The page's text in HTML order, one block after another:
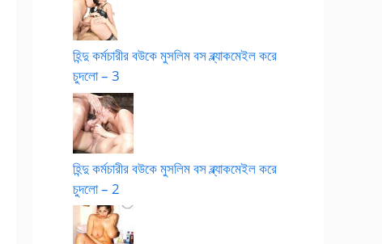
হিন্দু কর্মচারীর বউকে মুসলিম বস ব্ল্যাকমেইল করে
চুদলো – 3
হিন্দু কর্মচারীর বউকে মুসলিম বস ব্ল্যাকমেইল করে
চুদলো – 2